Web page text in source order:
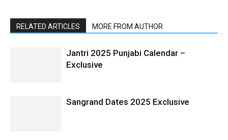
RELATED ARTICLES MORE FROM AUTHOR
Jantri 2025 Punjabi Calendar –
Exclusive
Sangrand Dates 2025 Exclusive